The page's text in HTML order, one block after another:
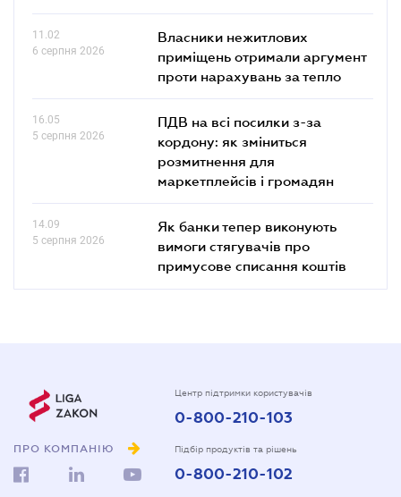
11.02
6 серпня 2026
Власники нежитлових
приміщень отримали аргумент
проти нарахувань за тепло
16.05
5 серпня 2026
ПДВ на всі посилки з-за
кордону: як зміниться
розмитнення для
маркетплейсів і громадян
14.09
5 серпня 2026
Як банки тепер виконують
вимоги стягувачів про
примусове списання коштів
ПРО КОМПАНІЮ
Центр підтримки користувачів
0-800-210-103
Підбір продуктів та рішень
0-800-210-102